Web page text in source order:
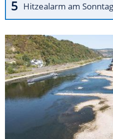
Hitzealarm am